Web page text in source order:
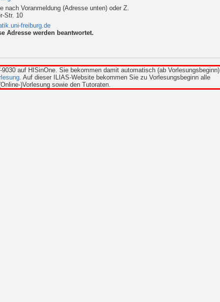
nach Voranmeldung (Adresse unten) oder Z.
Str. 10
freiburg.de
Adresse werden beantwortet.
auf HISinOne. Sie bekommen damit automatisch (ab Vorlesungsbeginn)
. Auf dieser ILIAS-Website bekommen Sie zu Vorlesungsbeginn alle
)Vorlesung sowie den Tutoraten.